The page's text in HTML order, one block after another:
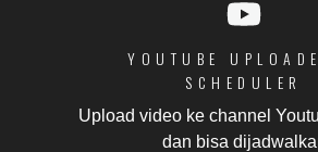
YOUTUBE
SCHEDULER
Upload video ke channel
dan bisa